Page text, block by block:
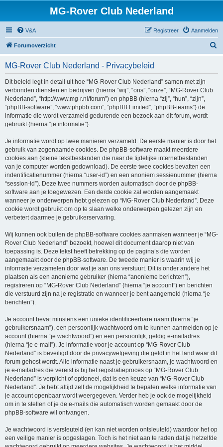
MG-Rover Club Nederland
V&A Aanmelden
Registreer
Forumoverzicht
MG-Rover Club Nederland - Privacybeleid
Dit beleid legt in detail uit hoe “MG-Rover Club Nederland” samen met zijn
verbonden diensten en bedrijven (hierna “wij”, “ons”, “onze”, “MG-Rover Club
Nederland”, “http://www.mg-r.nl/forum”) en phpBB (hierna “zij”, “hun”, “zijn”,
“phpBB-software”, “www.phpbb.com”, “phpBB Limited”, “phpBB-teams”) de
informatie die wordt verzameld gedurende een bezoek aan dit forum, wordt
gebruikt (hierna “je informatie”).
Je informatie wordt op twee manieren verzameld. De eerste manier is door het
gebruik van zogenaamde cookies. De phpBB-software maakt meerdere
cookies aan (kleine tekstbestanden die naar de tijdelijke internetbestanden
van je computer worden gedownload). De eerste twee cookies bevatten een
indentificatienummer (hierna “user-id”) en een anoniem sessienummer (hierna
“session-id”). Deze twee nummers worden automatisch door de phpBB-
software aan je toegewezen. Een derde cookie zal worden aangemaakt
wanneer je onderwerpen hebt gelezen op “MG-Rover Club Nederland”. Deze
cookie wordt gebruikt om op te slaan welke onderwerpen gelezen zijn en
verbetert daarmee je gebruikerservaring.
Wij kunnen ook buiten de phpBB-software cookies aanmaken wanneer je “MG-
Rover Club Nederland” bezoekt, hoewel dit document daarop niet van
toepassing is. Deze tekst heeft betrekking op de pagina’s die worden
aangemaakt door de phpBB-software. De tweede manier is waarin wij je
informatie verzamelen door wat je aan ons verstuurt. Dit is onder andere het
plaatsen als een anonieme gebruiker (hierna “anonieme berichten”),
registreren op “MG-Rover Club Nederland” (hierna “je account”) en berichten
die verstuurd zijn na je registratie en wanneer je bent aangemeld (hierna “je
berichten”).
Je account bevat minstens een unieke identificeerbare naam (hierna “je
gebruikersnaam”), een persoonlijk wachtwoord om te kunnen aanmelden op je
account (hierna “je wachtwoord”) en een persoonlijk, geldig e-mailadres
(hierna “je e-mail”). Je informatie voor je account op “MG-Rover Club
Nederland” is beveiligd door de privacywetgeving die geldt in het land waar dit
forum gehost wordt. Alle informatie naast je gebruikersnaam, je wachtwoord en
je e-mailadres die vereist is bij het registratieproces op “MG-Rover Club
Nederland” is verplicht of optioneel, dat is een keuze van “MG-Rover Club
Nederland”. Je hebt altijd zelf de mogelijkheid te bepalen welke informatie van
je account openbaar wordt weergegeven. Verder heb je ook de mogelijkheid
om in te stellen of je de e-mails die automatisch worden gemaakt door de
phpBB-software wil ontvangen.
Je wachtwoord is versleuteld (en kan niet worden ontsleuteld) waardoor het op
een veilige manier is opgeslagen. Toch is het niet aan te raden dat je hetzelfde